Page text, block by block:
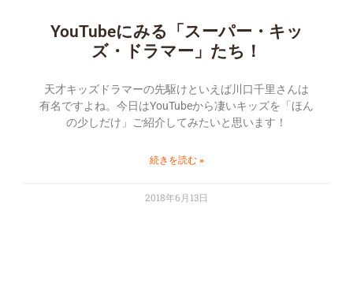
YouTubeにみる「スーパー・キッ
ズ・ドラマー」たち！
天才キッズドラマーの先駆けといえば川口千里さんは
有名ですよね。今日はYouTubeから凄いキッズを「ほん
の少しだけ」ご紹介してみたいと思います！
続きを読む »
2018年6月13日